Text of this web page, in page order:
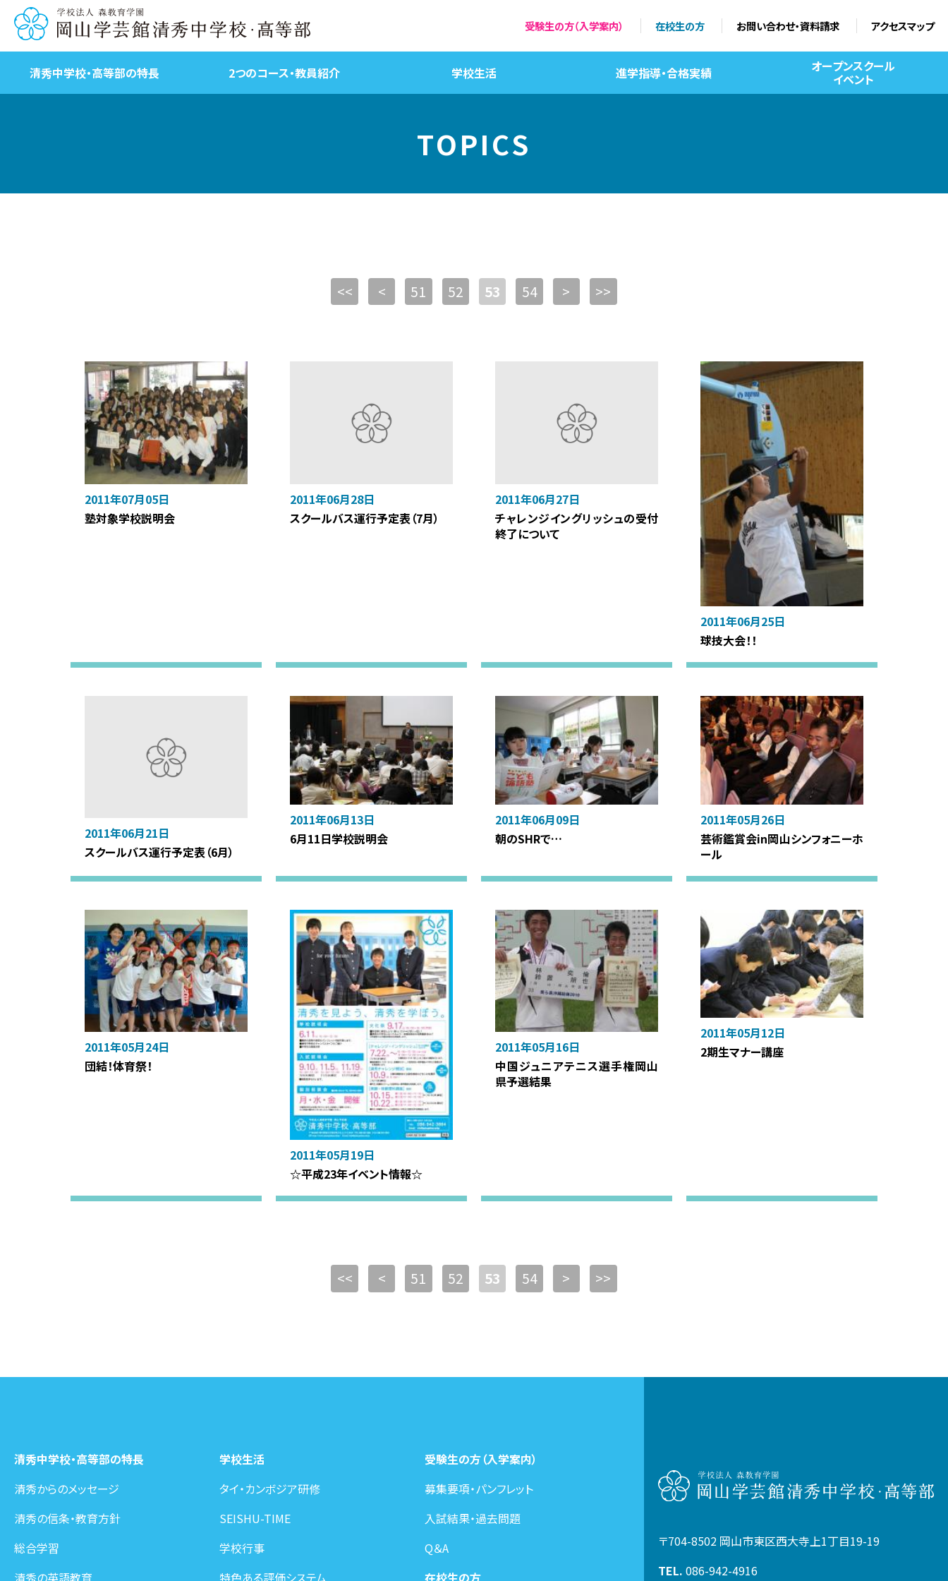
清秀中学校・高等部の特長 2つのコース・教員紹介 学校生活 進学指導・合格実績 オープンスクール
イベント
受験生の方（入学案内） 在校生の方 お問い合わせ・資料請求 アクセスマップ
TOPICS
<< < 51 52 53 54 > >>
2011年07月05日
塾対象学校説明会
2011年06月28日
スクールバス運行予定表（7月）
2011年06月27日
チャレンジイングリッシュの受付
終了について
2011年06月25日
球技大会！！
2011年06月21日
スクールバス運行予定表（6月）
2011年06月13日
6月11日学校説明会
2011年06月09日
朝のSHRで…
2011年05月26日
芸術鑑賞会in岡山シンフォニーホ
ール
2011年05月24日
団結！体育祭！
2011年05月19日
☆平成23年イベント情報☆
2011年05月16日
中国ジュニアテニス選手権岡山
県予選結果
2011年05月12日
2期生マナー講座
<< < 51 52 53 54 > >>
清秀中学校・高等部の特長
清秀からのメッセージ
清秀の信条・教育方針
総合学習
清秀の英語教育
学校生活
タイ・カンボジア研修
SEISHU-TIME
学校行事
特色ある評価システム
受験生の方（入学案内）
募集要項・パンフレット
入試結果・過去問題
Q＆A
在校生の方
〒704-8502 岡山市東区西大寺上1丁目19-19
TEL. 086-942-4916